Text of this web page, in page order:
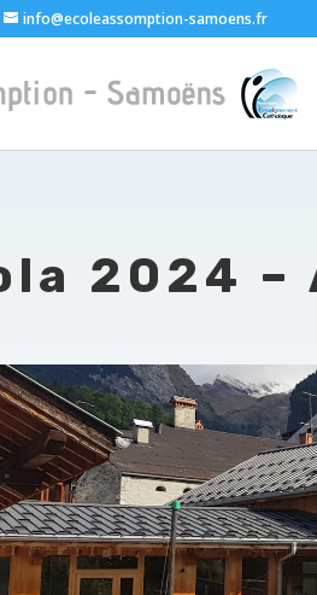
info@ecoleassomption-samoens.fr
2024 –